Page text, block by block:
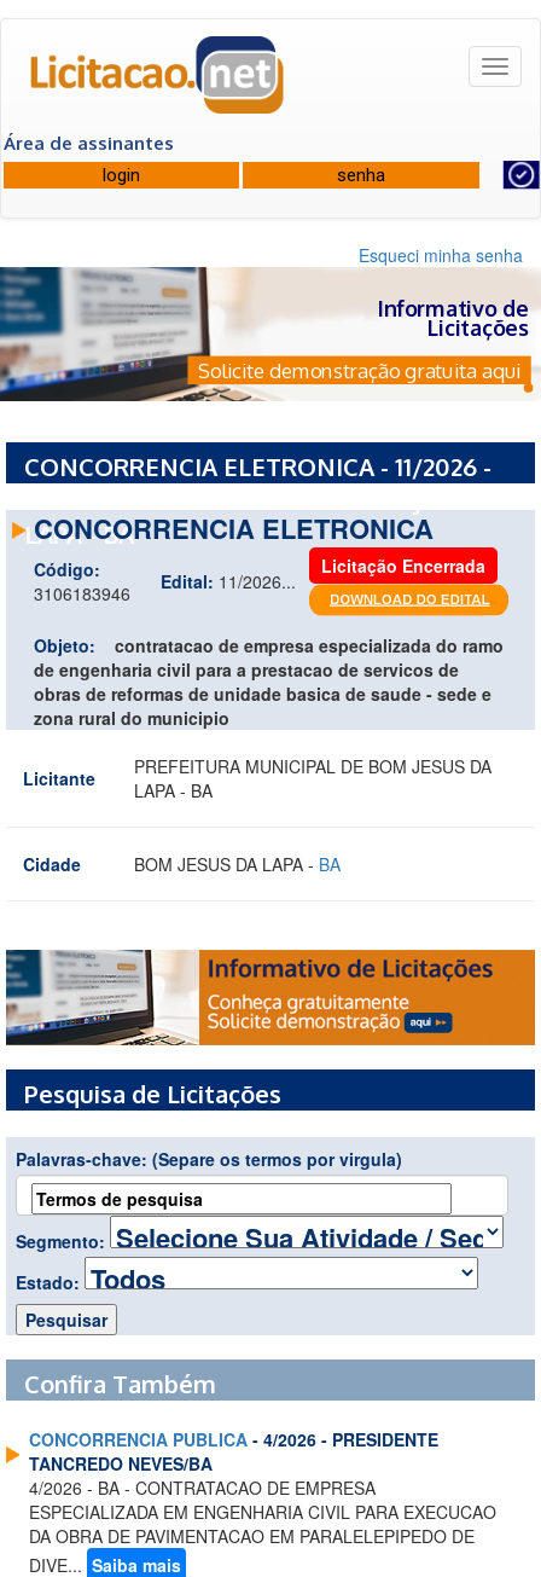
Área de assinantes
Esqueci minha senha
Informativo de
Licitações
Solicite demonstração gratuita aqui
CONCORRENCIA ELETRONICA - 11/2026 -
LAPA - BA
CONCORRENCIA ELETRONICA
Código:
3106183946
Edital: 11/2026...
Licitação Encerrada
Objeto:
contratacao de empresa especializada do ramo
de engenharia civil para a prestacao de servicos de
obras de reformas de unidade basica de saude - sede e
zona rural do municipio
Licitante
PREFEITURA MUNICIPAL DE BOM JESUS DA
LAPA - BA
Cidade BOM JESUS DA LAPA - BA
Pesquisa de Licitações
Palavras-chave: (Separe os termos por virgula)
Segmento:
Estado:
Confira Também
CONCORRENCIA PUBLICA - 4/2026 - PRESIDENTE
TANCREDO NEVES/BA
4/2026 - BA - CONTRATACAO DE EMPRESA
ESPECIALIZADA EM ENGENHARIA CIVIL PARA EXECUCAO
DA OBRA DE PAVIMENTACAO EM PARALELEPIPEDO DE
DIVE... Saiba mais